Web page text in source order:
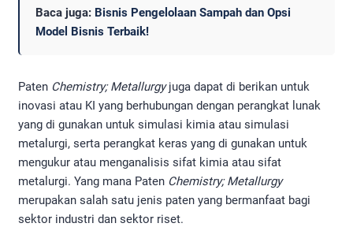
Baca juga: Bisnis Pengelolaan Sampah dan Opsi
Model Bisnis Terbaik!
Paten Chemistry; Metallurgyjuga dapat di berikan untuk
inovasi atau KI yang berhubungan dengan perangkat lunak
yang di gunakan untuk simulasi kimia atau simulasi
metalurgi, serta perangkat keras yang di gunakan untuk
mengukur atau menganalisis sifat kimia atau sifat
metalurgi. Yang mana Paten Chemistry; Metallurgy
merupakan salah satu jenis paten yang bermanfaat bagi
sektor industri dan sektor riset.